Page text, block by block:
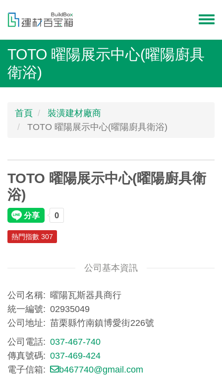
內
menu
TOTO 曜陽展示中心(曜陽廚具
衛浴)
首頁
裝潢建材廠商
TOTO 曜陽展示中心(曜陽廚具衛浴)
TOTO 曜陽展示中心(曜陽廚具衛
浴)
熱門指數 307
公司基本資訊
公司名稱
曜陽瓦斯器具商行
統一編號
02935049
公司地址
苗栗縣竹南鎮博愛街226號
公司電話
037-467-740
傳真號碼
037-469-424
電子信箱
b467740@gmail.com